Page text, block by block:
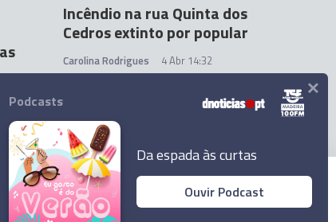
Incêndio na rua Quinta dos
Cedros extinto por popular
Carolina Rodrigues 4 Abr 14:32
© 2023 Empresa Diário de Notícias, Lda.
Podcasts
Da espada às curtas
Ouvir Podcast
×